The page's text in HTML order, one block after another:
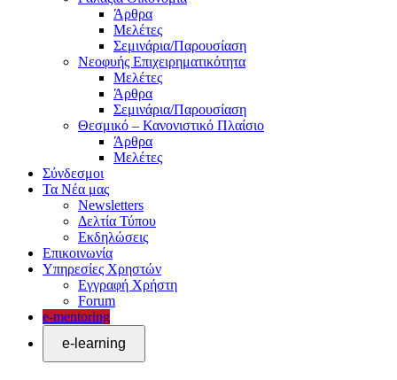
Άρθρα
Μελέτες
Σεμινάρια/Παρουσίαση
Νεοφυής Επιχειρηματικότητα
Μελέτες
Άρθρα
Σεμινάρια/Παρουσίαση
Θεσμικό – Κανονιστικό Πλαίσιο
Άρθρα
Μελέτες
Σύνδεσμοι
Τα Νέα μας
Newsletters
Δελτία Τύπου
Εκδηλώσεις
Επικοινωνία
Υπηρεσίες Χρηστών
Εγγραφή Χρήστη
Forum
e-mentoring